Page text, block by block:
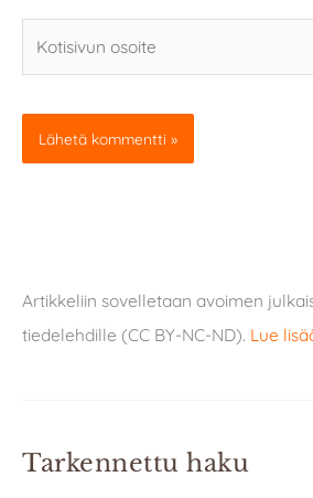
osoite
Artikkeliin sovelletaan avoimen
tiedelehdille (CC BY-NC-ND). Lue
Tarkennettu haku